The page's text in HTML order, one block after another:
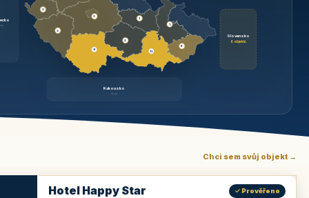
Slovensko
6 objektů
Rakousko
brzy
3
9
3
3
1
2
11
1
6
Chci sem svůj objekt →
Hotel Happy Star ✓ Prověřeno